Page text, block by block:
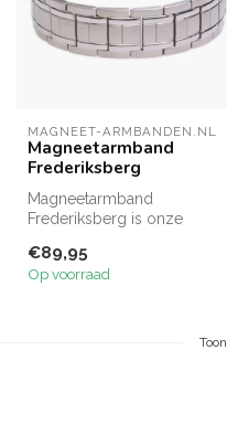
MAGNEET-ARMBANDEN.NL
Magneetarmband
Frederiksberg
Magneetarmband
Frederiksberg is onze
en met recht een kra...
€89,95
Op voorraad
Toon